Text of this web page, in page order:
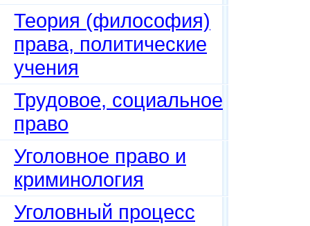
Теория (философия)
права, политические
учения
Трудовое, социальное
право
Уголовное право и
криминология
Уголовный процесс